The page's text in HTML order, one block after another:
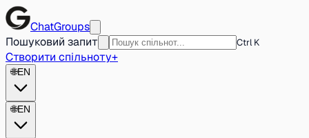
ChatGroups
Пошуковий запит
Ctrl K
Створити спільноту+
🌐EN
🌐EN